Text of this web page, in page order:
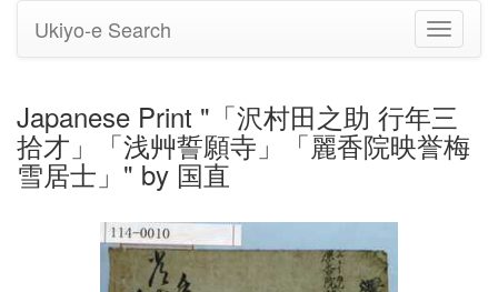
Toggle
Ukiyo-e Search
Japanese Print "「沢村田之助 行年三
拾才」「浅艸誓願寺」「麗香院映誉梅
雪居士」" by 国直